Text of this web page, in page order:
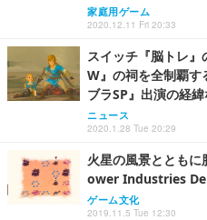
家庭用ゲーム
2020.12.11 Fri 20:33
スイッチ『脳トレ
W』の祠を全制覇す
ブラSP』出演の経
ニュース
2020.1.28 Tue 20:29
火星の風景ととも
ower Industries
ゲーム文化
2019.11.5 Tue 12:30